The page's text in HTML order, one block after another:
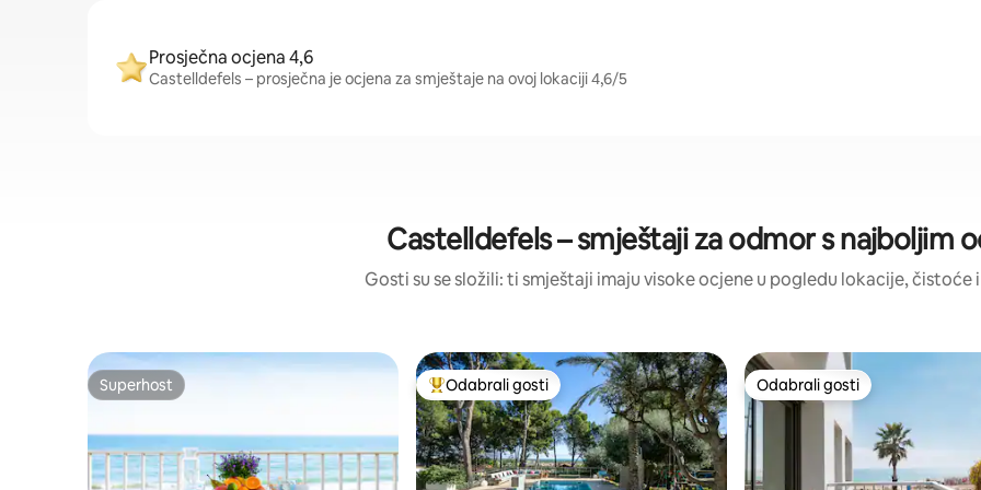
Prosječna ocjena 4,6
Castelldefels – prosječna je ocjena za smještaje na ovoj lokaciji 4,6/5
Castelldefels – smještaji za odmor s najboljim
Gosti su se složili: ti smještaji imaju visoke ocjene u pogledu lokacije, čistoće
Superhost
Superhost Među najviše rangiranima s oznakom „Odabrali gosti”
Odabrali gosti Odabrali gosti
Odabrali gosti